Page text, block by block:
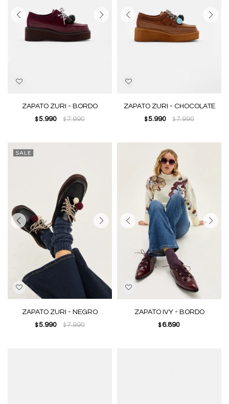
ZAPATO ZURI - BORDO
$ 5.990 $7.990
ZAPATO ZURI - CHOCOLATE
$ 5.990 $7.990
ZAPATO ZURI - NEGRO
$ 5.990 $7.990
ZAPATO IVY - BORDO
$ 6.890